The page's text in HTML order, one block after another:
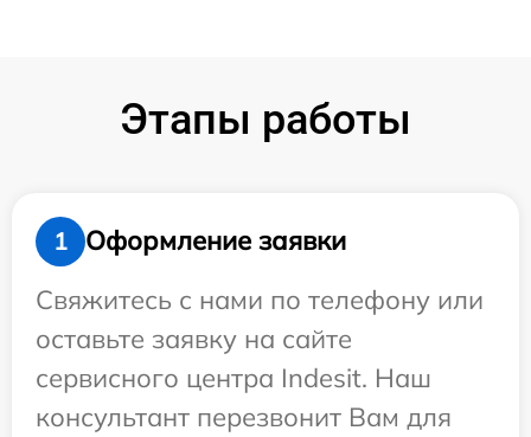
Этапы работы
1
Оформление заявки
Свяжитесь с нами по телефону или
оставьте заявку на сайте
сервисного центра Indesit. Наш
консультант перезвонит Вам для